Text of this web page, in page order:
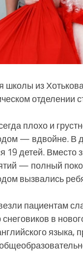
школы из
отделении
плохо и
— вдвойне. В
19 детей.
— полный
вызвались
пациентам
снеговиков в
языка,